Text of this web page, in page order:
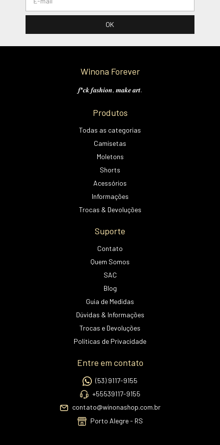
Winona Forever
𝒇*𝒄𝒌 𝒇𝒂𝒔𝒉𝒊𝒐𝒏, 𝒎𝒂𝒌𝒆 𝒂𝒓𝒕.
Produtos
Todas as categorias
Camisetas
Moletons
Shorts
Acessórios
Informações
Trocas & Devoluções
Suporte
Contato
Quem Somos
SAC
Blog
Guia de Medidas
Dúvidas & Informações
Trocas e Devoluções
Políticas de Privacidade
Entre em contato
(53) 9117-9155
+55539117-9155
contato@winonashop.com.br
Porto Alegre - RS